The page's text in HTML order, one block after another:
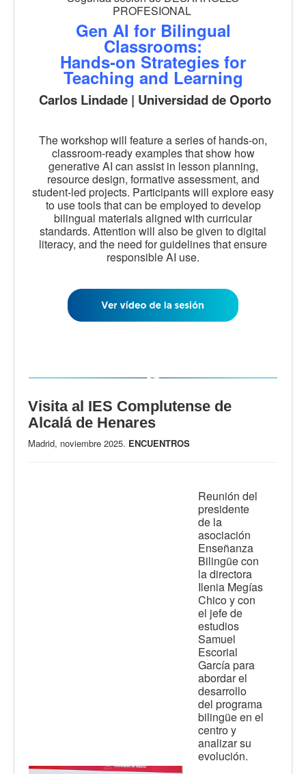
PROFESIONAL
Gen AI for Bilingual
Classrooms:
Hands-on Strategies for
Teaching and Learning
Carlos Lindade | Universidad de Oporto
The workshop will feature a series of hands-on,
classroom-ready examples that show how
generative AI can assist in lesson planning,
resource design, formative assessment, and
student-led projects. Participants will explore easy
to use tools that can be employed to develop
bilingual materials aligned with curricular
standards. Attention will also be given to digital
literacy, and the need for guidelines that ensure
responsible AI use.
Visita al IES Complutense de
Alcalá de Henares
Madrid, noviembre 2025. ENCUENTROS
Reunión del
presidente
de la
asociación
Enseñanza
Bilingüe con
la directora
Ilenia Megías
Chico y con
el jefe de
estudios
Samuel
Escorial
García para
abordar el
desarrollo
del programa
bilingüe en el
centro y
analizar su
evolución.